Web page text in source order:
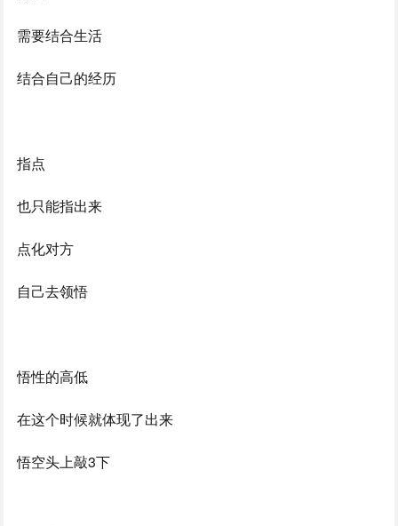
需要结合生活
结合自己的经历
指点
也只能指出来
点化对方
自己去领悟
悟性的高低
在这个时候就体现了出来
悟空头上敲3下